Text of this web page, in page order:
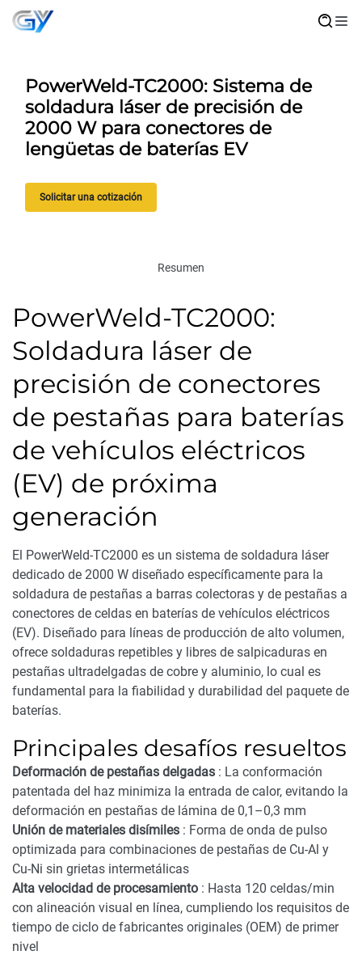
PowerWeld-TC2000: Sistema de
soldadura láser de precisión de
2000 W para conectores de
lengüetas de baterías EV
Solicitar una cotización
Resumen
PowerWeld-TC2000:
Soldadura láser de
precisión de conectores
de pestañas para baterías
de vehículos eléctricos
(EV) de próxima
generación
El PowerWeld-TC2000 es un sistema de soldadura láser
dedicado de 2000 W diseñado específicamente para la
soldadura de pestañas a barras colectoras y de pestañas a
conectores de celdas en baterías de vehículos eléctricos
(EV). Diseñado para líneas de producción de alto volumen,
ofrece soldaduras repetibles y libres de salpicaduras en
pestañas ultradelgadas de cobre y aluminio, lo cual es
fundamental para la fiabilidad y durabilidad del paquete de
baterías.
Principales desafíos resueltos
Deformación de pestañas delgadas : La conformación
patentada del haz minimiza la entrada de calor, evitando la
deformación en pestañas de lámina de 0,1–0,3 mm
Unión de materiales disímiles : Forma de onda de pulso
optimizada para combinaciones de pestañas de Cu-Al y
Cu-Ni sin grietas intermetálicas
Alta velocidad de procesamiento : Hasta 120 celdas/min
con alineación visual en línea, cumpliendo los requisitos de
tiempo de ciclo de fabricantes originales (OEM) de primer
nivel